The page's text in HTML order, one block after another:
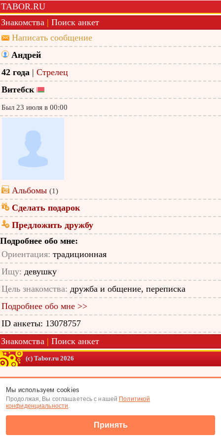
TABOR.RU
Знакомства | Поиск анкет
Написать сообщение
Андрей
42 года | Стрелец
Витебск
Был 23 июля в 00:00
Альбомы (1)
Сделать подарок
Предложить дружбу
Подробнее обо мне:
Ориентация: традиционная
Ищу: девушку
Цель знакомства: дружба и общение, переписка
Подробнее обо мне >>
ID анкеты: 13078757
Знакомства | Поиск анкет
(c) Tabor.ru 2026
Мы используем cookies
Продолжая, Вы соглашаетесь с нашей Политикой
конфиденциальности.
Принять